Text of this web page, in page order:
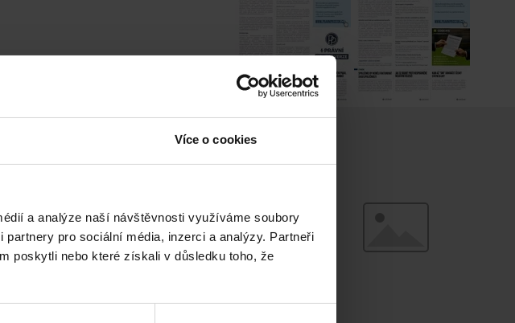
Více o cookies
a analýze naší návštěvnosti využíváme soubory
pro sociální média, inzerci a analýzy. Partneři
poskytli nebo které získali v důsledku toho, že